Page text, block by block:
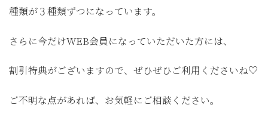
種類が３種類ずつになっています。
さらに今だけWEB会員になっていただいた方には、
割引特典がございますので、ぜひぜひご利用くださいね♡
ご不明な点があれば、お気軽にご相談ください。